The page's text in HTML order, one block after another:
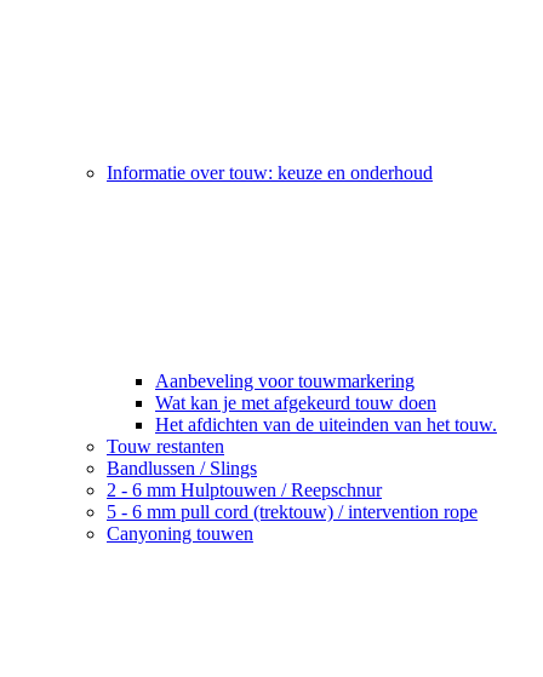
Informatie over touw: keuze en onderhoud
Aanbeveling voor touwmarkering
Wat kan je met afgekeurd touw doen
Het afdichten van de uiteinden van het touw.
Touw restanten
Bandlussen / Slings
2 - 6 mm Hulptouwen / Reepschnur
5 - 6 mm pull cord (trektouw) / intervention rope
Canyoning touwen